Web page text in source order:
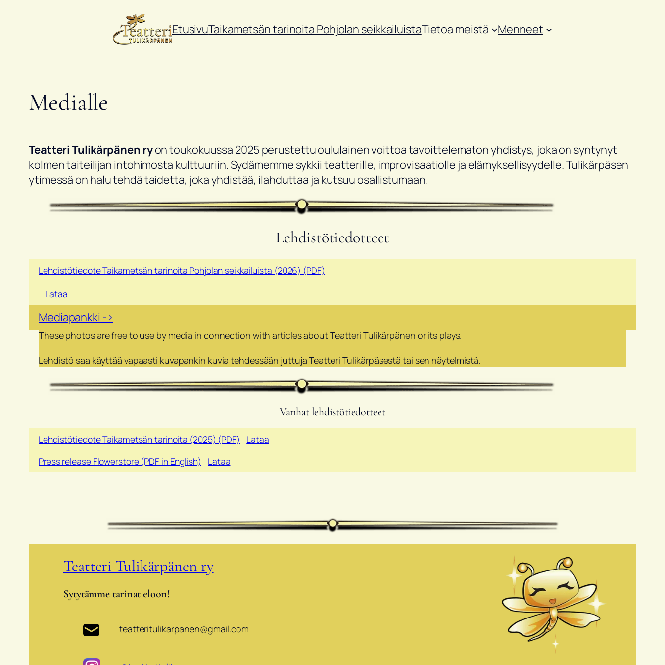
EtusivuTaikametsän tarinoita Pohjolan seikkailuistaTietoa meistä Menneet
Medialle
Teatteri Tulikärpänen ryon toukokuussa 2025 perustettu oululainen voittoa tavoittelematon yhdistys, joka on syntynyt
kolmen taiteilijan intohimosta kulttuuriin. Sydämemme sykkii teatterille, improvisaatiolle ja elämyksellisyydelle. Tulikärpäsen
ytimessä on halu tehdä taidetta, joka yhdistää, ilahduttaa ja kutsuu osallistumaan.
Lehdistötiedotteet
Lehdistötiedote Taikametsän tarinoita Pohjolan seikkailuista (2026) (PDF)
Lataa
Mediapankki ->
These photos are free to use by media in connection with articles about Teatteri Tulikärpänen or its plays.
Lehdistö saa käyttää vapaasti kuvapankin kuvia tehdessään juttuja Teatteri Tulikärpäsestä tai sen näytelmistä.
Vanhat lehdistötiedotteet
Lehdistötiedote Taikametsän tarinoita (2025) (PDF)
Lataa
Press release Flowerstore (PDF in English)
Lataa
Teatteri Tulikärpänen ry
Sytytämme tarinat eloon!
teatteritulikarpanen@gmail.com